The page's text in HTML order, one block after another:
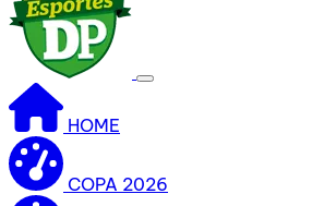
HOME
COPA 2026